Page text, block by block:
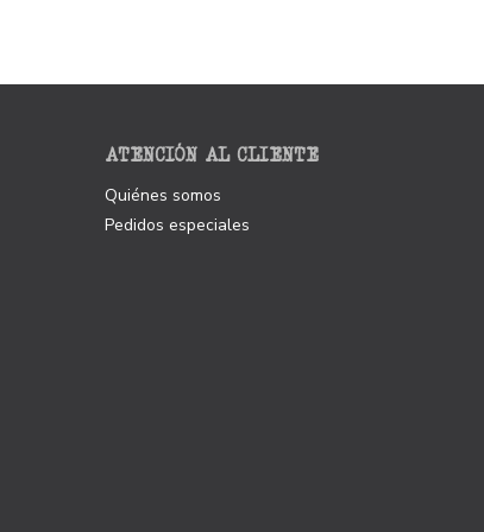
ATENCIÓN AL CLIENTE
Quiénes somos
Pedidos especiales